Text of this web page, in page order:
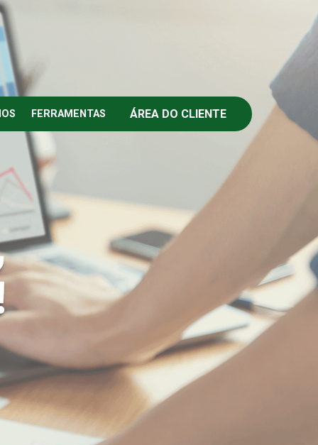
FERRAMENTAS ÁREA DO CLIENTE